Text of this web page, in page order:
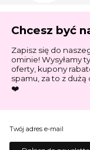
Chcesz być
Zapisz się do
ominie! Wysyłamy
oferty, kupony
spamu, za to z
❤️
Twój adres e-mail